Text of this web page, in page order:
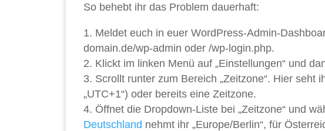
So behebt ihr das Problem dauerhaft:
Meldet euch in euer WordPress-Admin-
domain.de/wp-admin oder /wp-login.php.
Klickt im linken Menü auf „Einstellungen“ und
Scrollt runter zum Bereich „Zeitzone“. Hier
„UTC+1“) oder bereits eine Zeitzone.
Öffnet die Dropdown-Liste bei „Zeitzone“ und
Deutschland nehmt ihr „Europe/Berlin“, für